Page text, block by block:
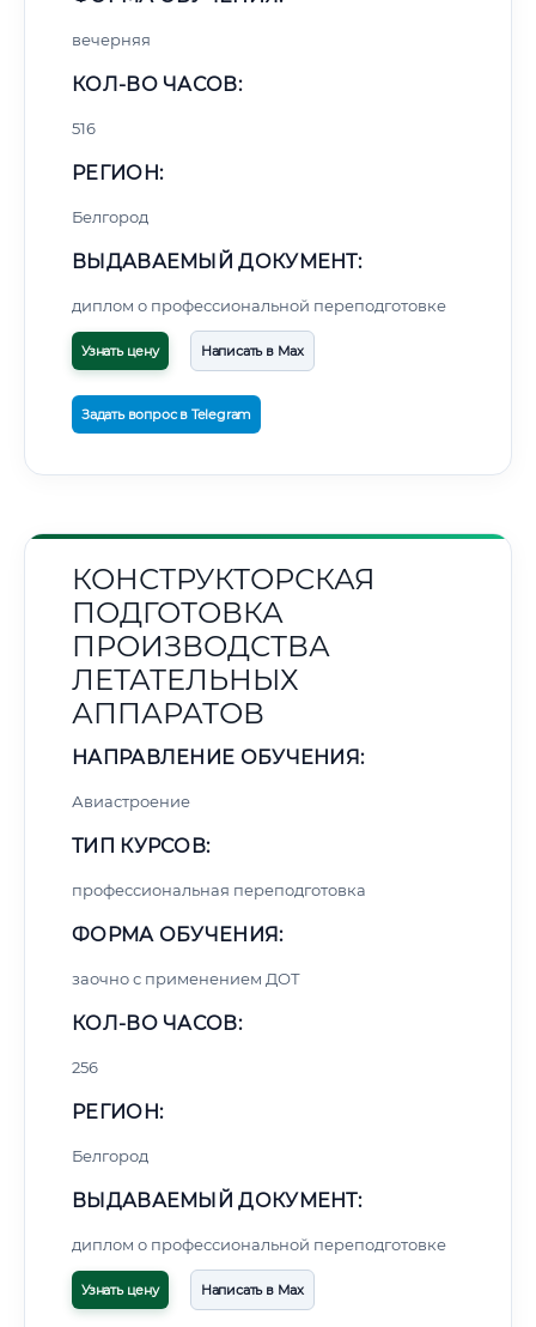
вечерняя
КОЛ-ВО ЧАСОВ:
516
РЕГИОН:
Белгород
ВЫДАВАЕМЫЙ ДОКУМЕНТ:
диплом о профессиональной переподготовке
Узнать цену Написать в Max
Задать вопрос в Telegram
КОНСТРУКТОРСКАЯ
ПОДГОТОВКА
ПРОИЗВОДСТВА
ЛЕТАТЕЛЬНЫХ
АППАРАТОВ
НАПРАВЛЕНИЕ ОБУЧЕНИЯ:
Авиастроение
ТИП КУРСОВ:
профессиональная переподготовка
ФОРМА ОБУЧЕНИЯ:
заочно с применением ДОТ
КОЛ-ВО ЧАСОВ:
256
РЕГИОН:
Белгород
ВЫДАВАЕМЫЙ ДОКУМЕНТ:
диплом о профессиональной переподготовке
Узнать цену Написать в Max